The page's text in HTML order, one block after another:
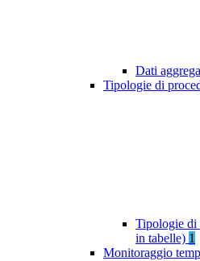
Dati
Tipologie di
Tipologie di
in tabelle) 1
Monitoraggio